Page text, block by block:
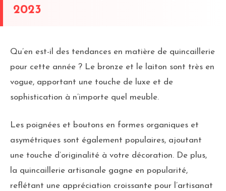
2023
Qu’en est-il des tendances en matière de quincaillerie
pour cette année ? Le bronze et le laiton sont très en
vogue, apportant une touche de luxe et de
sophistication à n’importe quel meuble.
Les poignées et boutons en formes organiques et
asymétriques sont également populaires, ajoutant
une touche d’originalité à votre décoration. De plus,
la quincaillerie artisanale gagne en popularité,
reflétant une appréciation croissante pour l’artisanat